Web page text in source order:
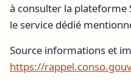
à consulter la plateforme
le service dédié
Source informations et
https://